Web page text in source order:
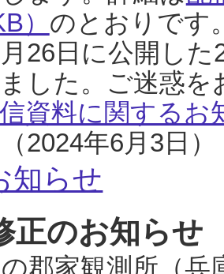
） のとおりです
26日に公開し
した。ご迷惑
資料に関するお
2024年6月3日）
知らせ
正のお知らせ
郡家観測所（